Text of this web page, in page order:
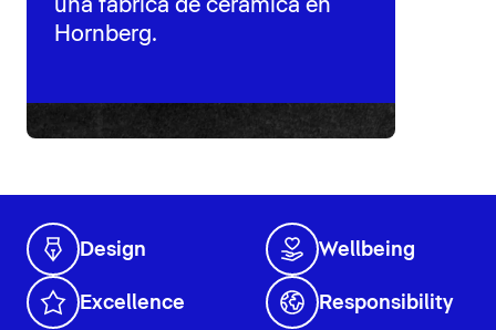
una fábrica de cerámica en
Hornberg.
Design Wellbeing
Excellence Responsibility